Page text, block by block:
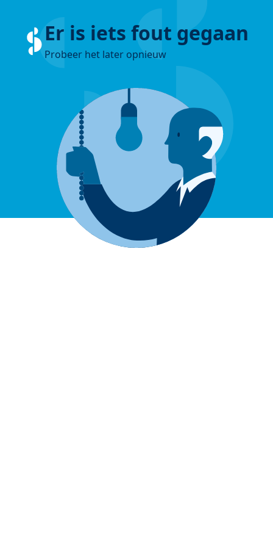
Er is iets fout gegaan
Probeer het later opnieuw